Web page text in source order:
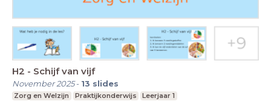
H2 - Schijf van vijf
November 2025- 13 slides
Zorg en Welzijn Praktijkonderwijs Leerjaar 1